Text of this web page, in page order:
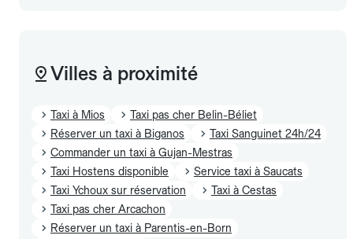
Villes à proximité
Taxi à Mios
Taxi pas cher Belin-Béliet
Réserver un taxi à Biganos
Taxi Sanguinet 24h/24
Commander un taxi à Gujan-Mestras
Taxi Hostens disponible
Service taxi à Saucats
Taxi Ychoux sur réservation
Taxi à Cestas
Taxi pas cher Arcachon
Réserver un taxi à Parentis-en-Born